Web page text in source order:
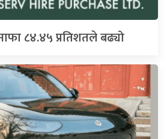
८४.४५ प्रतिशतले बढ्यो